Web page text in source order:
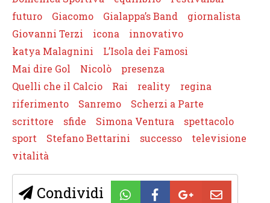
futuro
Giacomo Gialappa’s Band
giornalista
Giovanni Terzi
icona
innovativo
katya Malagnini
L’Isola dei Famosi
Mai dire Gol
Nicolò
presenza
Quelli che il Calcio
Rai reality
regina
riferimento
Sanremo
Scherzi a Parte
scrittore
sfide Simona Ventura
spettacolo
sport
Stefano Bettarini successo
televisione
vitalità
Condividi